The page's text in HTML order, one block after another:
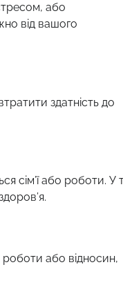
або
від вашого
здатність до
сім’ї або роботи. У
або відносин,